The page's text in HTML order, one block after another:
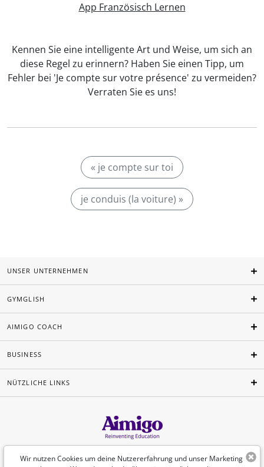
App Französisch Lernen
Kennen Sie eine intelligente Art und Weise, um sich an
diese Regel zu erinnern? Haben Sie einen Tipp, um
Fehler bei 'Je compte sur votre présence' zu vermeiden?
Verraten Sie es uns!
« je compte sur toi
je conduis (la voiture) »
Wir nutzen Cookies um deine Nutzererfahrung und unser Marketing
UNSER UNTERNEHMEN
GYMGLISH
AIMIGO COACH
BUSINESS
NÜTZLICHE LINKS
Deutsch